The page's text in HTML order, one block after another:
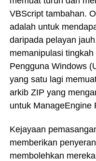
VBScript tambahan.
adalah untuk
daripada pelayan
memanipulasi
Pengguna Windows
yang satu lagi
arkib ZIP yang
untuk ManageEngine
Kejayaan
memberikan
membolehkan